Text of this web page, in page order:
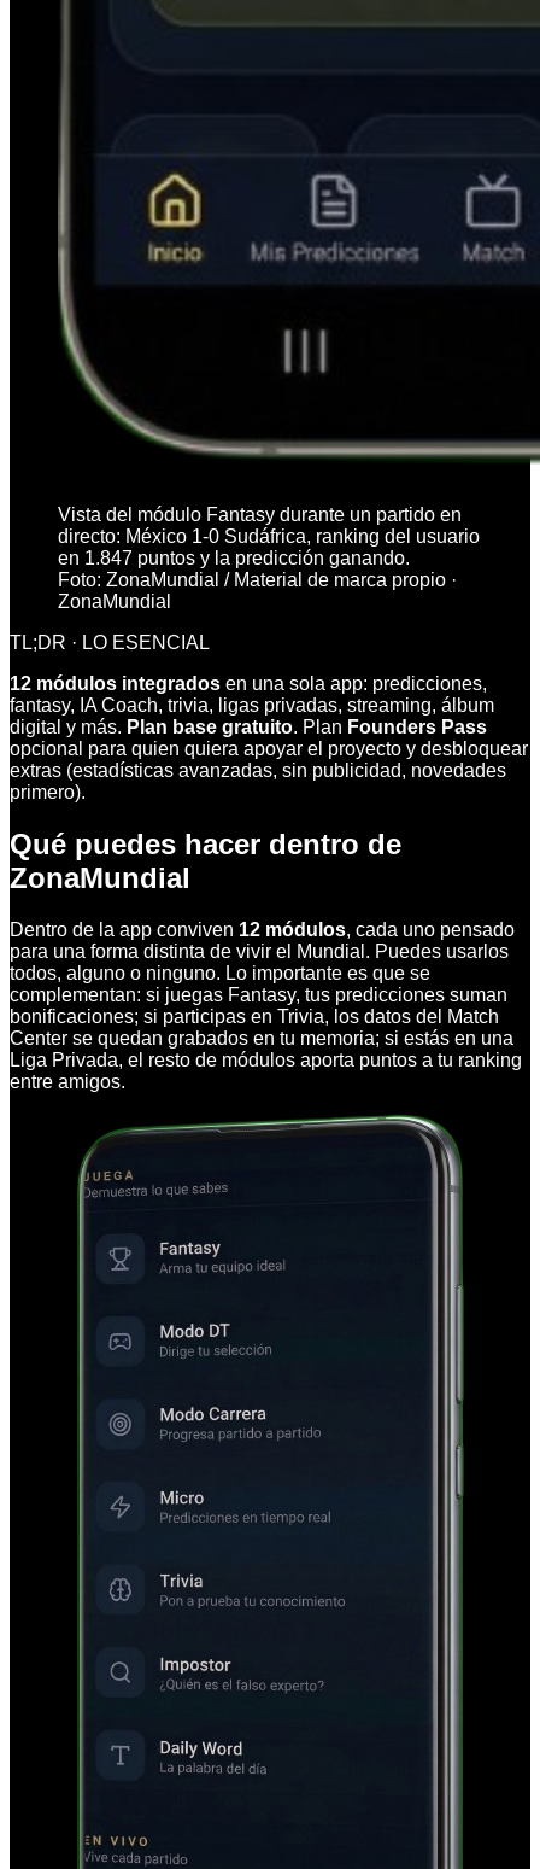
Vista del módulo Fantasy durante un partido en
directo: México 1-0 Sudáfrica, ranking del usuario
en 1.847 puntos y la predicción ganando.
Foto: ZonaMundial / Material de marca propio ·
ZonaMundial
TL;DR · LO ESENCIAL
12 módulos integrados en una sola app: predicciones,
fantasy, IA Coach, trivia, ligas privadas, streaming, álbum
digital y más. Plan base gratuito. Plan Founders Pass
opcional para quien quiera apoyar el proyecto y desbloquear
extras (estadísticas avanzadas, sin publicidad, novedades
primero).
Qué puedes hacer dentro de
ZonaMundial
Dentro de la app conviven 12 módulos, cada uno pensado
para una forma distinta de vivir el Mundial. Puedes usarlos
todos, alguno o ninguno. Lo importante es que se
complementan: si juegas Fantasy, tus predicciones suman
bonificaciones; si participas en Trivia, los datos del Match
Center se quedan grabados en tu memoria; si estás en una
Liga Privada, el resto de módulos aporta puntos a tu ranking
entre amigos.